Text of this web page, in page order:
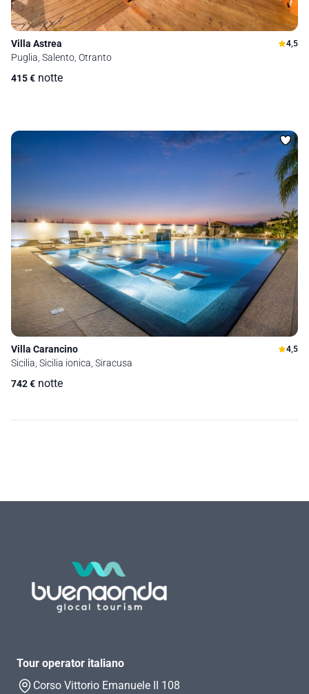
Villa Astrea 4,5
Puglia, Salento, Otranto
415€ notte
Villa Carancino 4,5
Sicilia, Sicilia ionica, Siracusa
742€ notte
Tour operator italiano
Corso Vittorio Emanuele II 108